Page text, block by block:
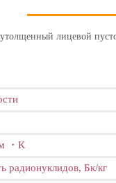
лицевой
・К
радионуклидов, Бк/кг